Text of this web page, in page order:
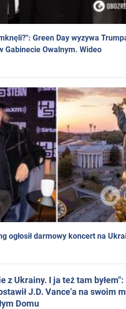
Green Day wyzywa
Gabinecie Owalnym. Wideo
ogłosił darmowy koncert na
z Ukrainy. I ja też tam
J.D. Vance'a na swoim
Domu